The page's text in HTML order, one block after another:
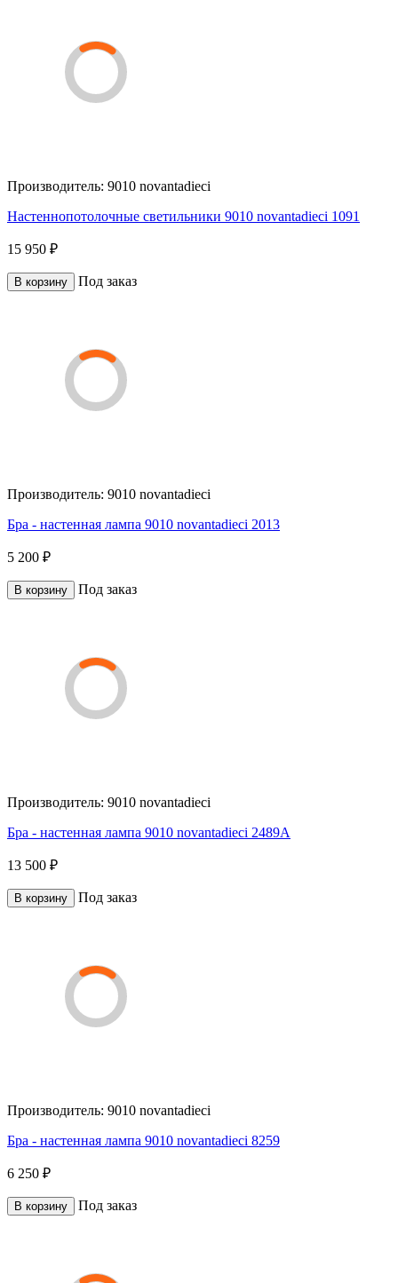
Производитель: 9010 novantadieci
Настеннопотолочные светильники 9010 novantadieci 1091
15 950 ₽
В корзину Под заказ
Производитель: 9010 novantadieci
Бра - настенная лампа 9010 novantadieci 2013
5 200 ₽
В корзину Под заказ
Производитель: 9010 novantadieci
Бра - настенная лампа 9010 novantadieci 2489A
13 500 ₽
В корзину Под заказ
Производитель: 9010 novantadieci
Бра - настенная лампа 9010 novantadieci 8259
6 250 ₽
В корзину Под заказ